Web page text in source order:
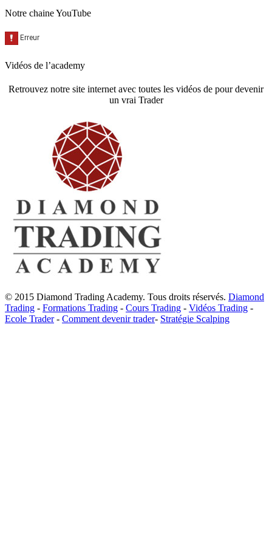
Notre chaine YouTube
Vidéos de l’academy
Retrouvez notre site internet avec toutes les vidéos de pour devenir
un vrai Trader
© 2015 Diamond Trading Academy. Tous droits réservés. Diamond
Trading - Formations Trading - Cours Trading - Vidéos Trading -
Ecole Trader- Comment devenir trader- Stratégie Scalping